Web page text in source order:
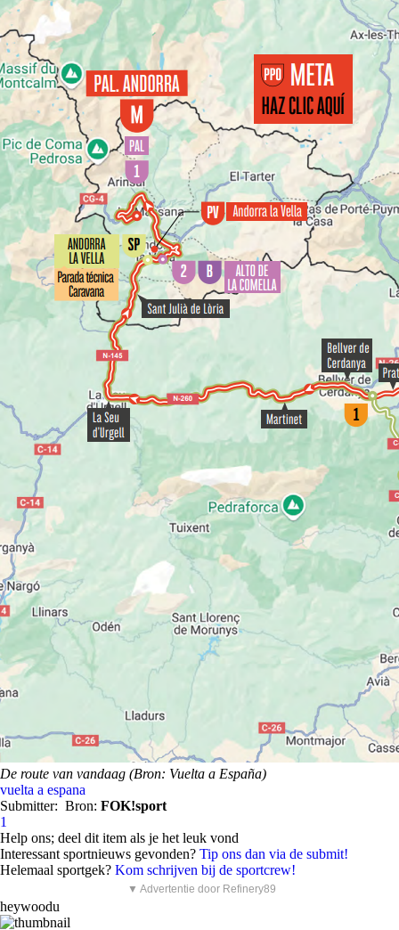
De route van vandaag (Bron: Vuelta a España)
vuelta a espana
Submitter: Bron: FOK!sport
1
Help ons; deel dit item als je het leuk vond
Interessant sportnieuws gevonden? Tip ons dan via de submit!
Helemaal sportgek? Kom schrijven bij de sportcrew!
▼ Advertentie door Refinery89
heywoodu